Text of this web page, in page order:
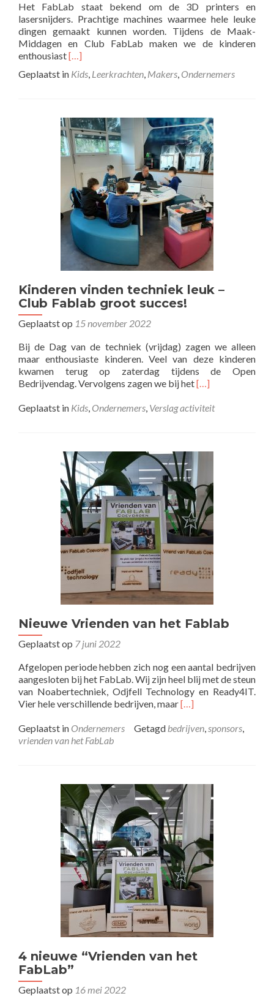
Het FabLab staat bekend om de 3D printers en
lasersnijders. Prachtige machines waarmee hele leuke
dingen gemaakt kunnen worden. Tijdens de Maak-
Middagen en Club FabLab maken we de kinderen
enthousiastLees
overMaak-
dan
“knutselen”
[…]
Geplaatst in Kids, Leerkrachten, Makers, Ondernemers
Kinderen vinden techniek leuk –
Club Fablab groot succes!
Geplaatst op 15 november 2022
Bij de Dag van de techniek (vrijdag) zagen we alleen
maar enthousiaste kinderen. Veel van deze kinderen
kwamen terug op zaterdag tijdens de Open
Bedrijvendag. Vervolgens zagen we bij hetLees
overKinderen
Fablab
groot
succes!
[…]
Geplaatst in Kids, Ondernemers, Verslag activiteit
Nieuwe Vrienden van het Fablab
Geplaatst op 7 juni 2022
Afgelopen periode hebben zich nog een aantal bedrijven
aangesloten bij het FabLab. Wij zijn heel blij met de steun
van Noabertechniek, Odjfell Technology en Ready4IT.
Vier hele verschillende bedrijven, maarLees
overNieuwe
[…]
Geplaatst in Ondernemers Getagd bedrijven,sponsors,
vrienden van het FabLab
4 nieuwe “Vrienden van het
FabLab”
Geplaatst op 16 mei 2022